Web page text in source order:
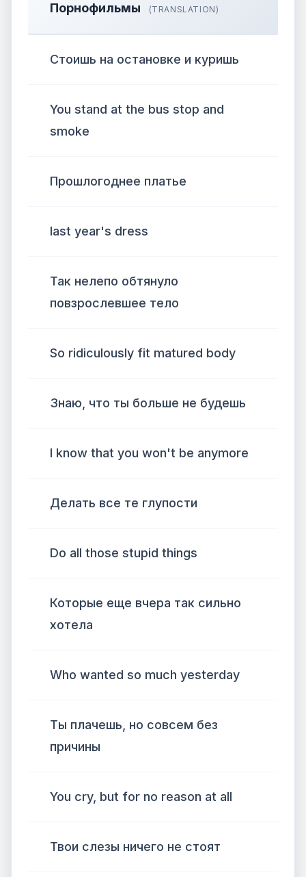
Порнофильмы (TRANSLATION)
Стоишь на остановке и куришь
You stand at the bus stop and
smoke
Прошлогоднее платье
last year's dress
Так нелепо обтянуло
повзрослевшее тело
So ridiculously fit matured body
Знаю, что ты больше не будешь
I know that you won't be anymore
Делать все те глупости
Do all those stupid things
Которые еще вчера так сильно
хотела
Who wanted so much yesterday
Ты плачешь, но совсем без
причины
You cry, but for no reason at all
Твои слезы ничего не стоят